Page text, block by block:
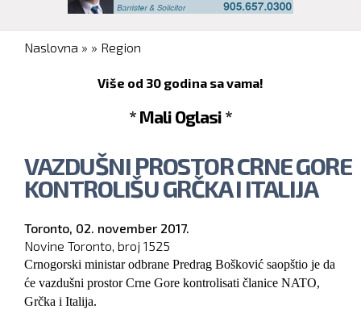
You are here
Naslovna » » Region
Više od 30 godina sa vama!
* Mali Oglasi *
VAZDUŠNI PROSTOR CRNE GORE
KONTROLIŠU GRČKA I ITALIJA
Toronto, 02. november 2017.
Novine Toronto, broj 1525
Crnogorski ministar odbrane Predrag Bošković saopštio je da
će vazdušni prostor Crne Gore kontrolisati članice NATO,
Grčka i Italija.